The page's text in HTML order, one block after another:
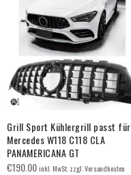
Grill Sport Kühlergrill passt für
Mercedes W118 C118 CLA
PANAMERICANA GT
€190.00inkl. MwSt. zzgl. Versandkosten